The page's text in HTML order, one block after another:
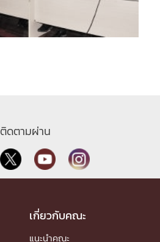
ติดตามผ่าน
เกี่ยวกับคณะ
แนะนำคณะ